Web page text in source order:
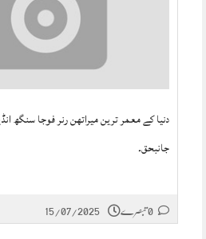
دنیا کے معمر ترین میراتھن رنر فوجا سنگھ
جانبحق۔
15/07/2025